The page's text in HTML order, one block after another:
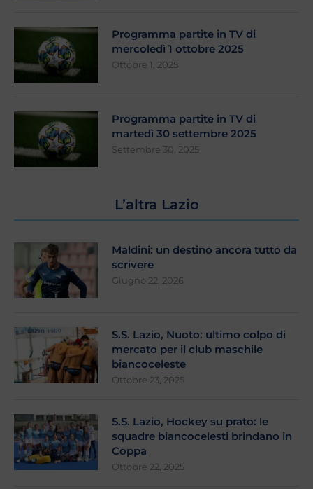
Programma partite in TV di
mercoledì 1 ottobre 2025
Ottobre 1, 2025
Programma partite in TV di
martedì 30 settembre 2025
Settembre 30, 2025
L’altra Lazio
Maldini: un destino ancora tutto da
scrivere
Giugno 22, 2026
S.S. Lazio, Nuoto: ultimo colpo di
mercato per il club maschile
biancoceleste
Ottobre 23, 2025
S.S. Lazio, Hockey su prato: le
squadre biancocelesti brindano in
Coppa
Ottobre 22, 2025